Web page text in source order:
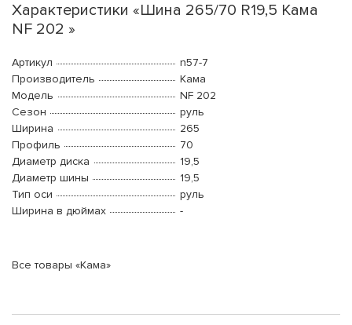
Характеристики «Шина 265/70 R19,5 Кама
NF 202 »
Артикул
n57-7
Производитель
Кама
Модель
NF 202
Сезон
руль
Ширина
265
Профиль
70
Диаметр диска
19,5
Диаметр шины
19,5
Тип оси
руль
Ширина в дюймах
-
Все товары «Кама»